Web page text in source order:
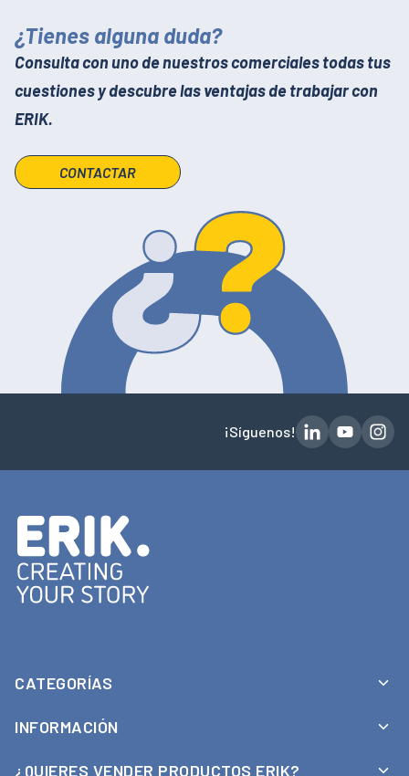
¿Tienes alguna duda?
Consulta con uno de nuestros comerciales todas tus
cuestiones y descubre las ventajas de trabajar con
ERIK.
CONTACTAR
¡Síguenos!
CATEGORÍAS
Bussines
INFORMACIÓN
Aviso legal
¿QUIERES VENDER PRODUCTOS ERIK?